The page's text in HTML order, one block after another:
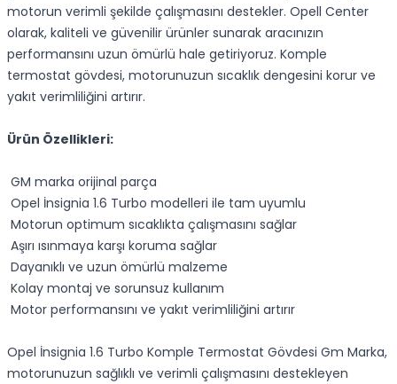
motorun verimli şekilde çalışmasını destekler. Opell Center
olarak, kaliteli ve güvenilir ürünler sunarak aracınızın
performansını uzun ömürlü hale getiriyoruz. Komple
termostat gövdesi, motorunuzun sıcaklık dengesini korur ve
yakıt verimliliğini artırır.
Ürün Özellikleri:
GM marka orijinal parça
Opel İnsignia 1.6 Turbo modelleri ile tam uyumlu
Motorun optimum sıcaklıkta çalışmasını sağlar
Aşırı ısınmaya karşı koruma sağlar
Dayanıklı ve uzun ömürlü malzeme
Kolay montaj ve sorunsuz kullanım
Motor performansını ve yakıt verimliliğini artırır
Opel İnsignia 1.6 Turbo Komple Termostat Gövdesi Gm Marka,
motorunuzun sağlıklı ve verimli çalışmasını destekleyen